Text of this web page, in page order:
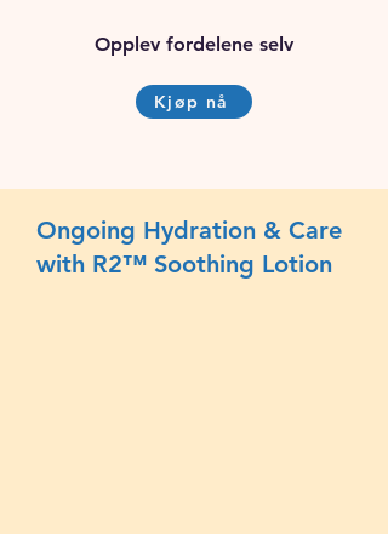
Opplev fordelene selv
Kjøp nå
Ongoing Hydration & Care
with R2™ Soothing Lotion